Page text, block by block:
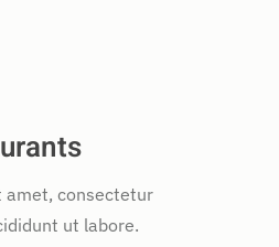
amet, consectetur
ut labore.